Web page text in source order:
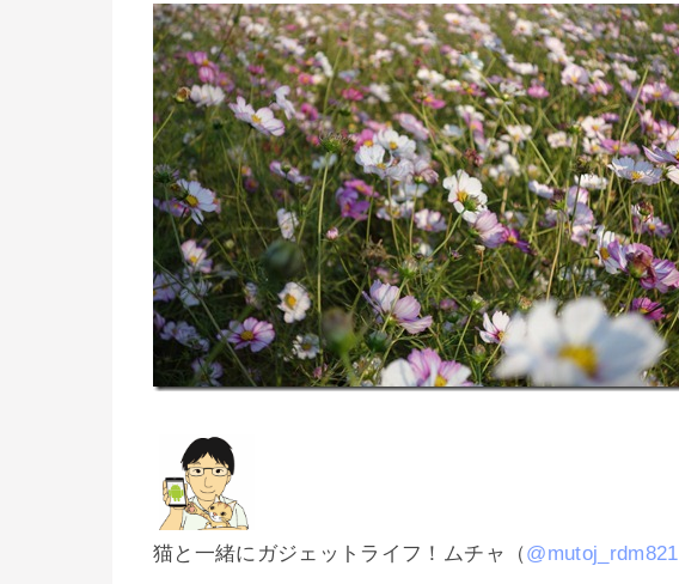
猫と一緒にガジェットライフ！ムチャ（@mutoj_rdm821